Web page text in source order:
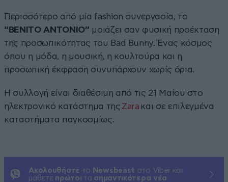
Περισσότερο από μία fashion συνεργασία, το
“BENITO ANTONIO” μοιάζει σαν φυσική προέκταση
της προσωπικότητας του Bad Bunny. Ένας κόσμος
όπου η μόδα, η μουσική, η κουλτούρα και η
προσωπική έκφραση συνυπάρχουν χωρίς όρια.
Η συλλογή είναι διαθέσιμη από τις 21 Μαΐου στο
ηλεκτρονικό κατάστημα της Zara και σε επιλεγμένα
καταστήματα παγκοσμίως.
Ακολουθήστε το Newsbeast στο Viber και
μάθετε πρώτοι τα σημαντικότερα νέα